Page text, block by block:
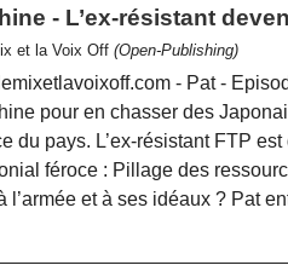
- L’ex-résistant
et la Voix Off (Open-Publishing)
- Pat -
pour en chasser des
du pays. L’ex-résistant FTP
féroce : Pillage des
l’armée et à ses idéaux ? Pat